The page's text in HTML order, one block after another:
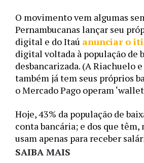
O movimento vem algumas
Pernambucanas lançar seu
digital e do Itaú anunciar o iti
digital voltada à população de
desbancarizada. (A Riachuelo
também já tem seus próprios
o Mercado Pago operam
Hoje, 43% da população de
conta bancária; e dos que têm,
usam apenas para receber
SAIBA MAIS